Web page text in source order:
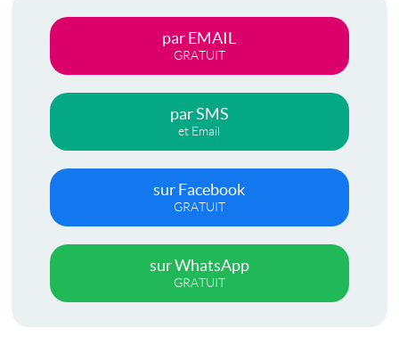
par EMAIL
GRATUIT
par SMS
et Email
sur Facebook
GRATUIT
sur WhatsApp
GRATUIT